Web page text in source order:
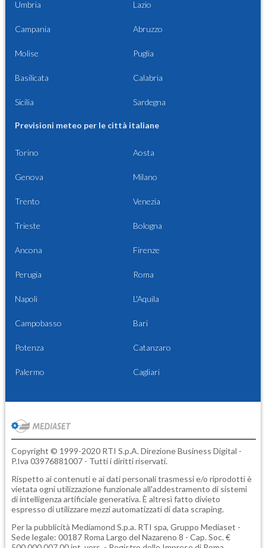
Umbria Lazio
Campania Abruzzo
Molise Puglia
Basilicata Calabria
Sicilia Sardegna
Previsioni meteo per le città italiane
Torino Aosta
Genova Milano
Trento Venezia
Trieste Bologna
Ancona Firenze
Perugia Roma
Napoli L'Aquila
Campobasso Bari
Potenza Catanzaro
Palermo Cagliari
Copyright © 1999-2020 RTI S.p.A. Direzione Business Digital -
P.Iva 03976881007 - Tutti i diritti riservati.
Rispetto ai contenuti e ai dati personali trasmessi e/o riprodotti è
vietata ogni utilizzazione funzionale all'addestramento di sistemi
di intelligenza artificiale generativa. È altresì fatto divieto
espresso di utilizzare mezzi automatizzati di data scraping.
Per la pubblicità Mediamond S.p.a. RTI spa, Gruppo Mediaset -
Sede legale: 00187 Roma Largo del Nazareno 8 - Cap. Soc. €